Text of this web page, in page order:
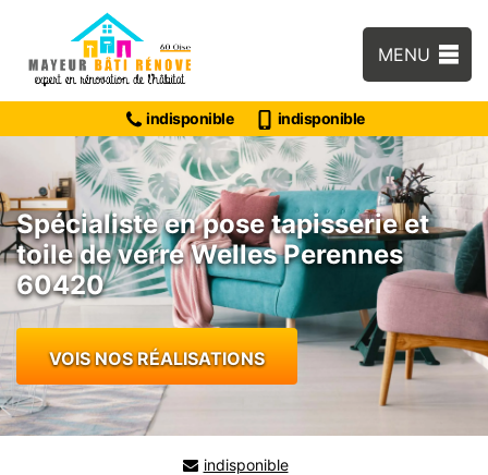
MENU
indisponible indisponible
Spécialiste en pose tapisserie et
toile de verre Welles Perennes
60420
VOIS NOS RÉALISATIONS
indisponible